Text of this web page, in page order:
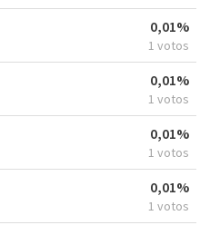
0,01%
1 votos
0,01%
1 votos
0,01%
1 votos
0,01%
1 votos